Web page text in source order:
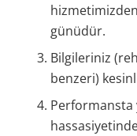
hizmetimizden
günüdür.
Bilgileriniz
benzeri)
Performansta